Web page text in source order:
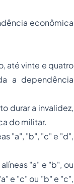
econômica
até vinte e quatro
a dependência
durar a invalidez,
do militar.
"a", "b", "c" e "d",
"a" e "b", ou
e "c" ou "b" e "c",